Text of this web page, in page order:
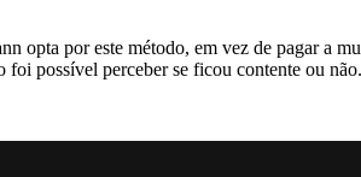
opta por este método, em vez de pagar a
possível perceber se ficou contente ou não.